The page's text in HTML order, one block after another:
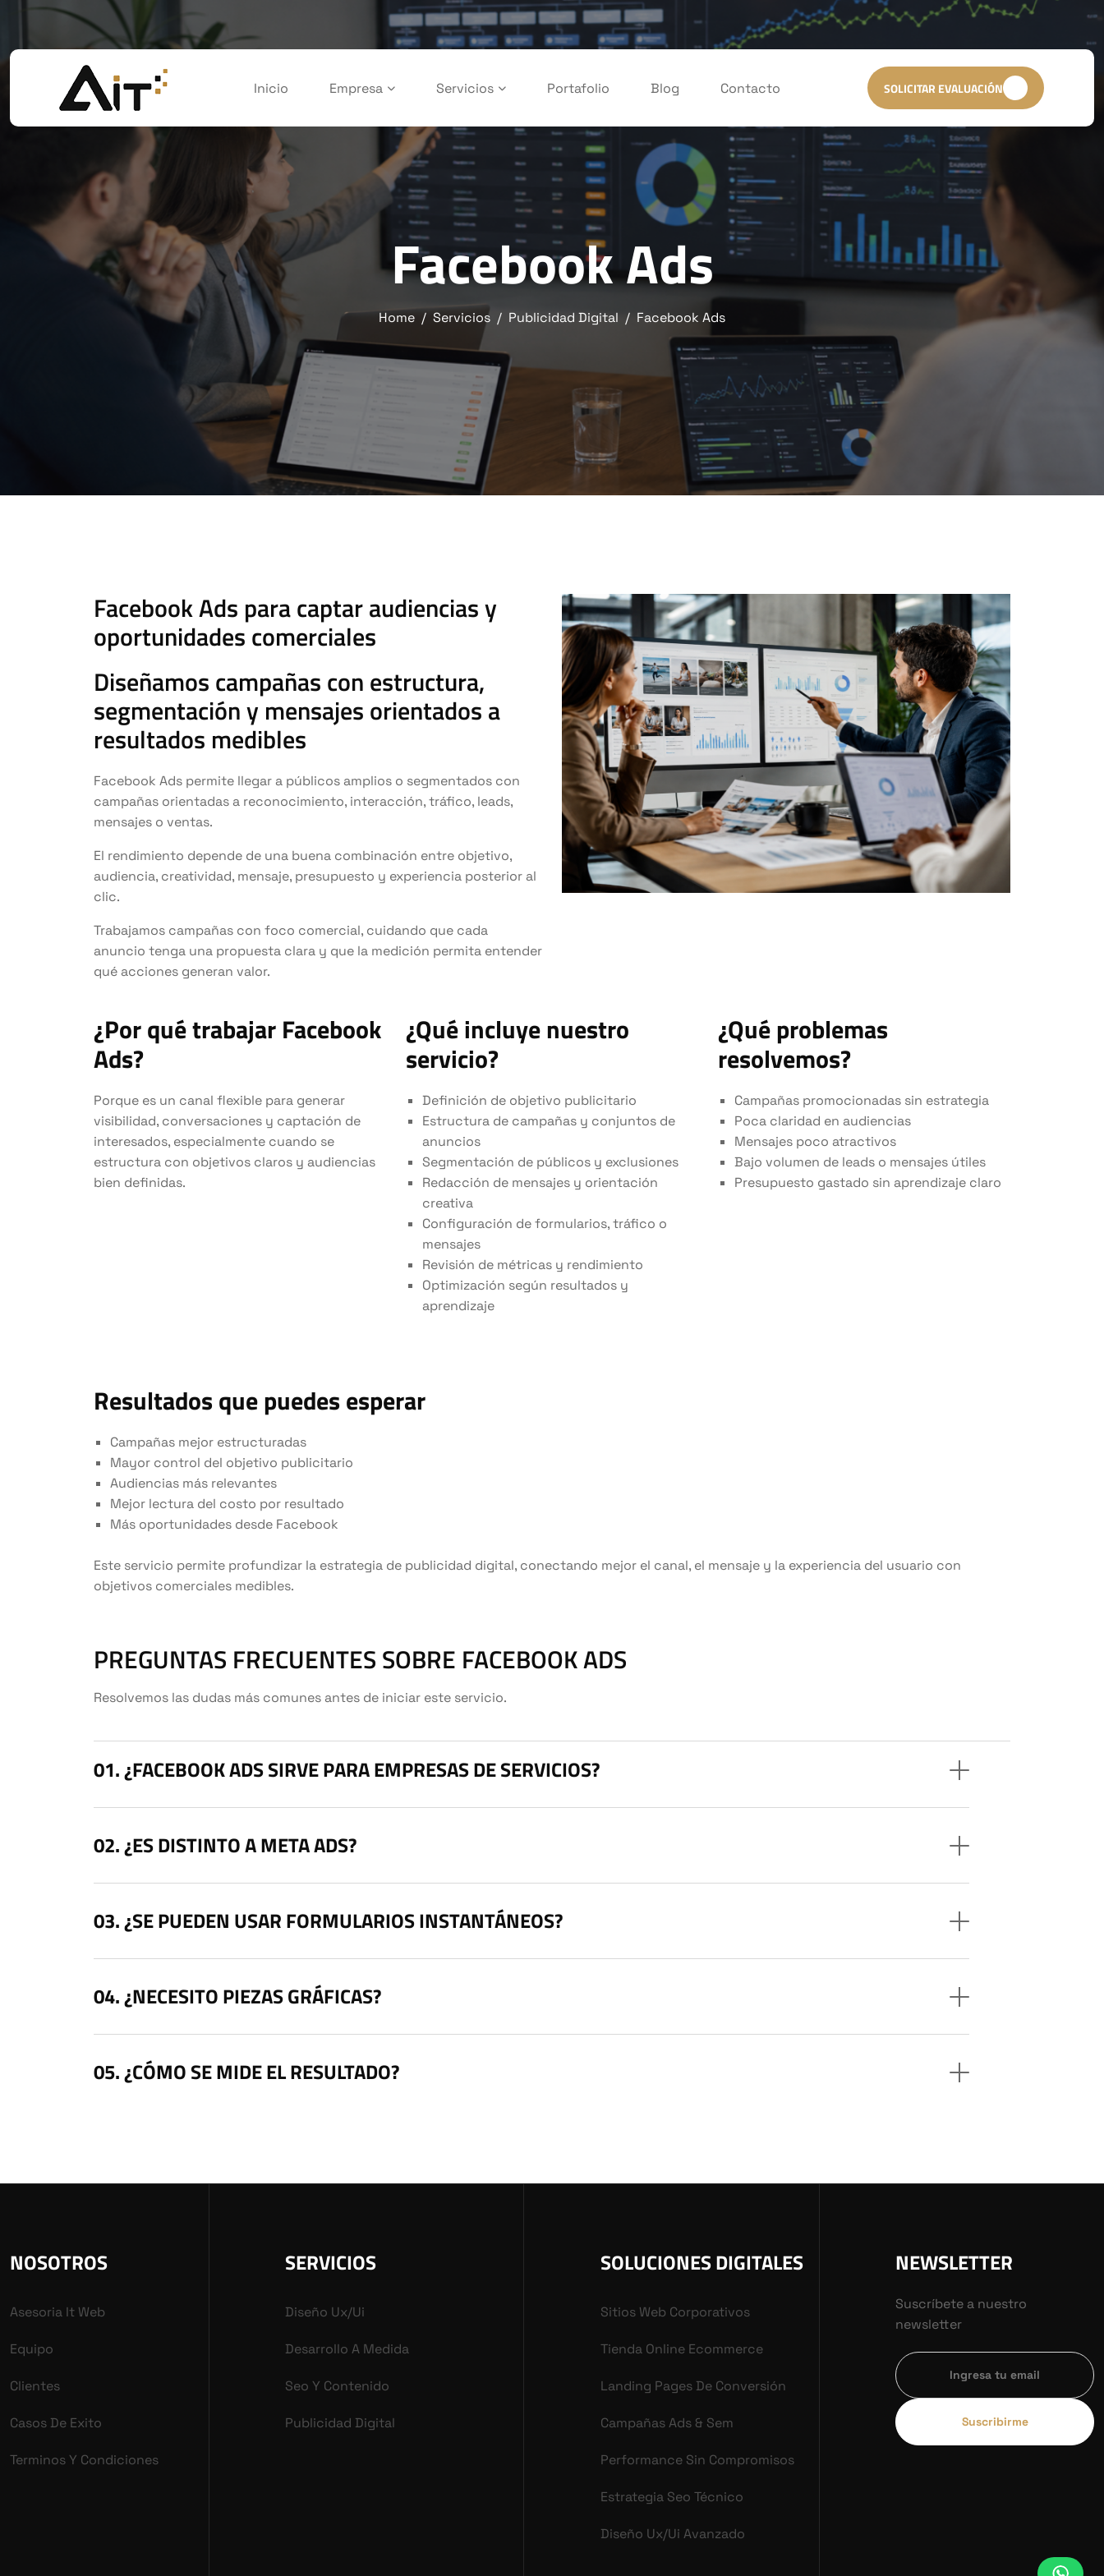
Inicio Empresa Servicios Portafolio Blog Contacto SOLICITAR EVALUACIÓN
Facebook Ads
Home Servicios Publicidad Digital Facebook Ads
Facebook Ads para captar audiencias y
oportunidades comerciales
Diseñamos campañas con estructura,
segmentación y mensajes orientados a
resultados medibles
Facebook Ads permite llegar a públicos amplios o segmentados con
campañas orientadas a reconocimiento, interacción, tráfico, leads,
mensajes o ventas.
El rendimiento depende de una buena combinación entre objetivo,
audiencia, creatividad, mensaje, presupuesto y experiencia posterior al
clic.
Trabajamos campañas con foco comercial, cuidando que cada
anuncio tenga una propuesta clara y que la medición permita entender
qué acciones generan valor.
¿Por qué trabajar Facebook
Ads?
Porque es un canal flexible para generar
visibilidad, conversaciones y captación de
interesados, especialmente cuando se
estructura con objetivos claros y audiencias
bien definidas.
¿Qué incluye nuestro
servicio?
Definición de objetivo publicitario
Estructura de campañas y conjuntos de
anuncios
Segmentación de públicos y exclusiones
Redacción de mensajes y orientación
creativa
Configuración de formularios, tráfico o
mensajes
Revisión de métricas y rendimiento
Optimización según resultados y
aprendizaje
¿Qué problemas
resolvemos?
Campañas promocionadas sin estrategia
Poca claridad en audiencias
Mensajes poco atractivos
Bajo volumen de leads o mensajes útiles
Presupuesto gastado sin aprendizaje claro
Resultados que puedes esperar
Campañas mejor estructuradas
Mayor control del objetivo publicitario
Audiencias más relevantes
Mejor lectura del costo por resultado
Más oportunidades desde Facebook
Este servicio permite profundizar la estrategia de publicidad digital, conectando mejor el canal, el mensaje y la experiencia del usuario con
objetivos comerciales medibles.
PREGUNTAS FRECUENTES SOBRE FACEBOOK ADS
Resolvemos las dudas más comunes antes de iniciar este servicio.
¿FACEBOOK ADS SIRVE PARA EMPRESAS DE SERVICIOS?
¿ES DISTINTO A META ADS?
¿SE PUEDEN USAR FORMULARIOS INSTANTÁNEOS?
¿NECESITO PIEZAS GRÁFICAS?
¿CÓMO SE MIDE EL RESULTADO?
NOSOTROS
Asesoria It Web
Equipo
Clientes
Casos De Exito
Terminos Y Condiciones
SERVICIOS
Diseño Ux/ui
Desarrollo A Medida
Seo Y Contenido
Publicidad Digital
SOLUCIONES DIGITALES
Sitios Web Corporativos
Tienda Online Ecommerce
Landing Pages De Conversión
Campañas Ads & Sem
Performance Sin Compromisos
Estrategia Seo Técnico
Diseño Ux/ui Avanzado
NEWSLETTER
Suscríbete a nuestro
newsletter
Suscribirme